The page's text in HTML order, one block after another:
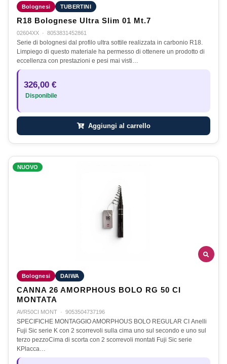
Bolognesi TUBERTINI
R18 Bolognese Ultra Slim 01 Mt.7
02604XX · 8053831452861
Serie di bolognesi dal profilo ultra sottile realizzata in carbonio R18.
Limpiego di questo materiale ha permesso di ottenere un prodotto di
eccellenza con prestazioni e pesi mai visti…
326,00 €
Disponibile
Aggiungi al carrello
NUOVO
Bolognesi DAIWA
CANNA 26 AMORPHOUS BOLO RG 50 CI
MONTATA
AVR50CI MONT · 9053504737196
SPECIFICHE MONTAGGIO AMORPHOUS BOLO REGULAR CI Anelli
Fuji Sic serie K con 2 scorrevoli sulla cima uno sul secondo e uno sul
terzo pezzoCima di scorta con 2 scorrevoli montati Fuji Sic serie
KPlacca…